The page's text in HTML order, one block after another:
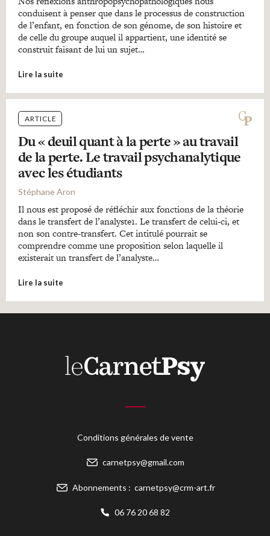
conduisent à penser que dans le processus de construction
de l’enfant, en fonction de son génome, de son histoire et
de celle du groupe auquel il appartient, une identité se
construit faisant de lui un sujet…
Lire la suite
ARTICLE
Du « deuil quant à la perte » au travail
de la perte. Le travail psychanalytique
avec les étudiants
Stéphane Aron
Il nous est proposé de réfléchir aux fonctions de la théorie
dans le transfert de l’analyste1. Le transfert de celui-ci, et
non son contre-transfert. Cet intitulé pourrait se
comprendre comme une proposition selon laquelle il
existerait un transfert de l’analyste…
Lire la suite
Conditions générales de vente
carnetpsy@gmail.com
Abonnements : carnetpsy@crm-art.fr
06 76 20 68 82